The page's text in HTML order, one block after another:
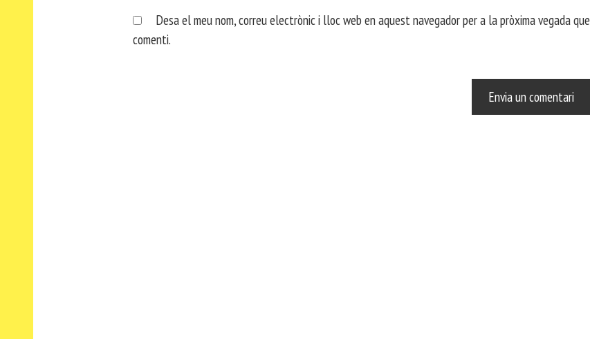
Desa el meu nom, correu electrònic i lloc web en aquest navegador per a la pròxima vegada que
comenti.